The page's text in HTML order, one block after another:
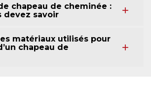
chapeau de cheminée :
devez savoir
matériaux utilisés pour
chapeau de